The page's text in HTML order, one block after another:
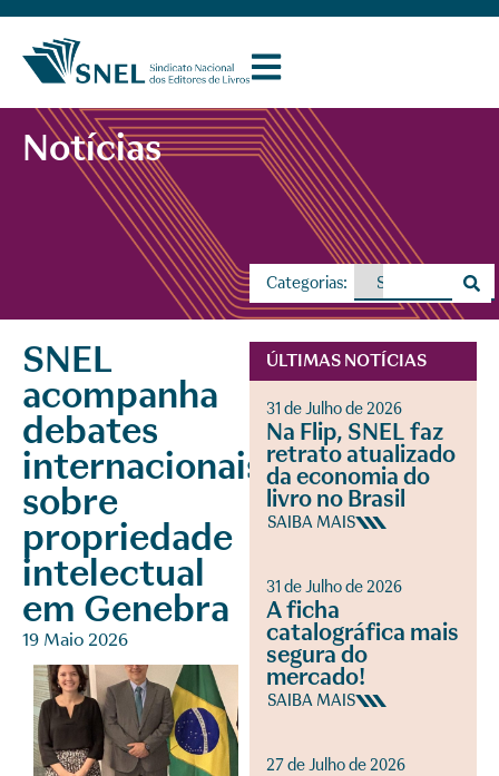
Notícias
Categorias:
SNEL
acompanha
debates
internacionais
sobre
propriedade
intelectual
em Genebra
19 Maio 2026
ÚLTIMAS NOTÍCIAS
31 de Julho de 2026
Na Flip, SNEL faz
retrato atualizado
da economia do
livro no Brasil
SAIBA MAIS
31 de Julho de 2026
A ficha
catalográfica mais
segura do
mercado!
SAIBA MAIS
27 de Julho de 2026